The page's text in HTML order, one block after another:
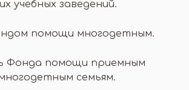
учебных заведений.
помощи многодетным.
Фонда помощи приемным
семьям.